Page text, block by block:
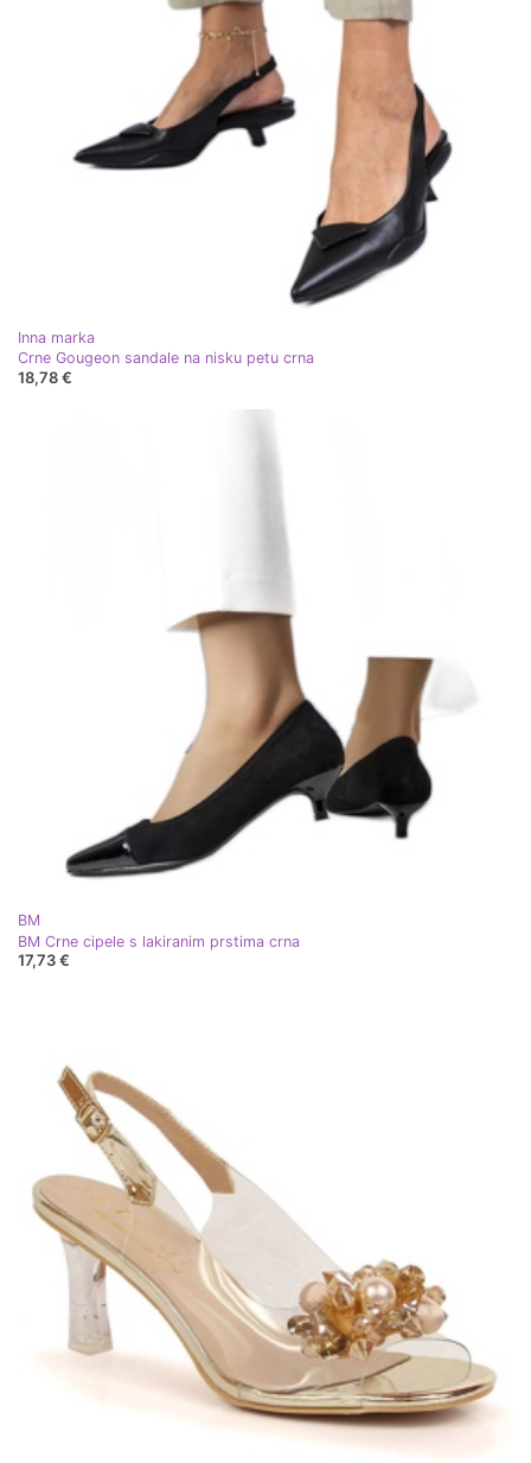
Inna marka
Crne Gougeon sandale na nisku petu crna
18,78 €
BM
BM Crne cipele s lakiranim prstima crna
17,73 €